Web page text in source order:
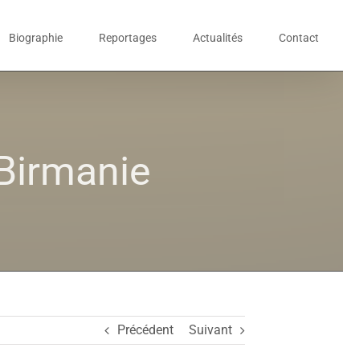
Biographie Reportages Actualités Contact
Précédent Suivant